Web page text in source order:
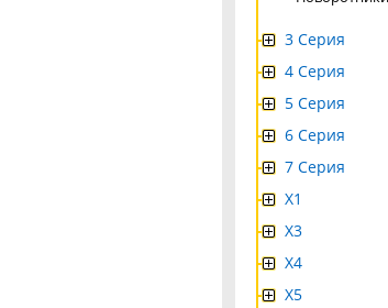
3 Серия
4 Серия
5 Серия
6 Серия
7 Серия
X1
X3
X4
Х5